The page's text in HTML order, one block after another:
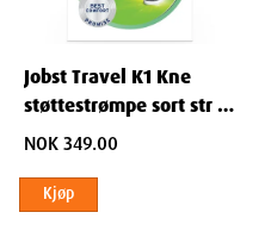
Jobst Travel K1 Kne
støttestrømpe sort str 45
1 par
NOK 349.00
Kjøp